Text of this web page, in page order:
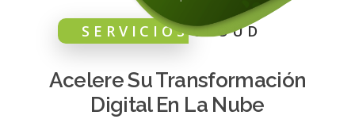
SERVICIOS CLOUD
Acelere Su Transformación
Digital En La Nube